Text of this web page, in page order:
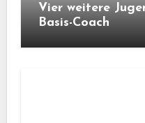
Vier weitere
Basis-Coach